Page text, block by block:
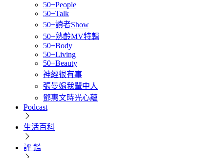
50+People
50+Talk
50+讀者Show
50+熟齡MV特輯
50+Body
50+Living
50+Beauty
神經很有事
張曼娟我輩中人
鄧惠文時光心蘊
Podcast
生活百科
評 鑑